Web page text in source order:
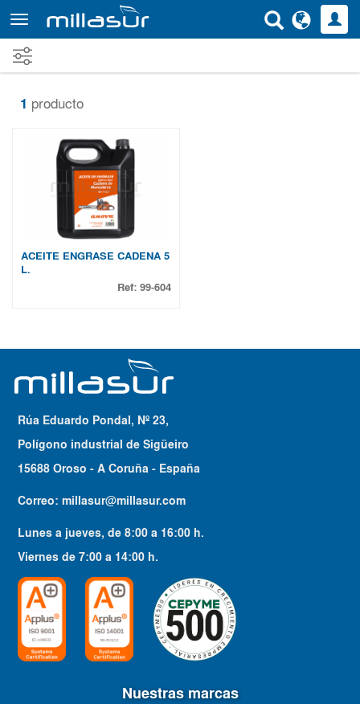
contenido
principal
1 producto
ACEITE ENGRASE CADENA 5
L.
Ref: 99-604
Rúa Eduardo Pondal, Nº 23,
Polígono industrial de Sigüeiro
15688 Oroso - A Coruña - España
Correo:millasur@millasur.com
Lunes a jueves, de8:00 a 16:00 h.
Viernes de7:00 a 14:00 h.
Nuestras marcas